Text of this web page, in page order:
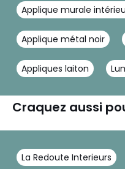
Applique murale
Applique métal noir
Appliques laiton
Craquez aussi
La Redoute Interieurs